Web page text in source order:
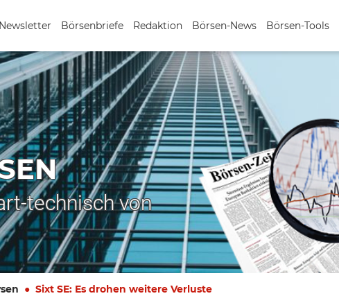
Börsenbriefe Redaktion Börsen-News Börsen-Tools
technisch von
Sixt SE: Es drohen weitere Verluste